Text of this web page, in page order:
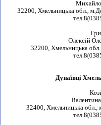
Михайло
32200, Хмельницька обл.,
Олексій
32200, Хмельницька
Дунаївці
32400, Хмельницька обл.,